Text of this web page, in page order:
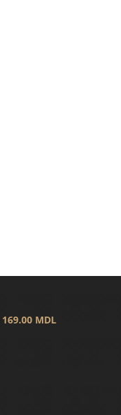
169.00 MDL